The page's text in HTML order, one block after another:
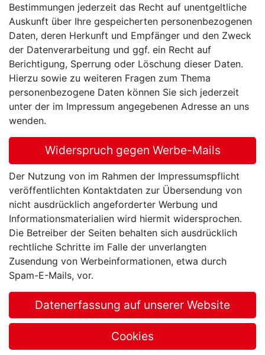
Bestimmungen jederzeit das Recht auf unentgeltliche
Auskunft über Ihre gespeicherten personenbezogenen
Daten, deren Herkunft und Empfänger und den Zweck
der Datenverarbeitung und ggf. ein Recht auf
Berichtigung, Sperrung oder Löschung dieser Daten.
Hierzu sowie zu weiteren Fragen zum Thema
personenbezogene Daten können Sie sich jederzeit
unter der im Impressum angegebenen Adresse an uns
wenden.
Widerspruch gegen Werbe-Mails
Der Nutzung von im Rahmen der Impressumspflicht
veröffentlichten Kontaktdaten zur Übersendung von
nicht ausdrücklich angeforderter Werbung und
Informationsmaterialien wird hiermit widersprochen.
Die Betreiber der Seiten behalten sich ausdrücklich
rechtliche Schritte im Falle der unverlangten
Zusendung von Werbeinformationen, etwa durch
Spam-E-Mails, vor.
Datenerfassung auf unserer Website
Cookies